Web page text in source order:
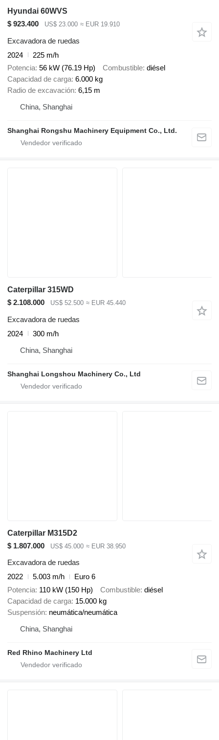
Hyundai 60WVS
$ 923.400
US$ 23.000 ≈ EUR 19.910
Excavadora de ruedas
2024
225 m/h
Potencia 56 kW (76.19 Hp) Combustible diésel
Capacidad de carga 6.000 kg
Radio de excavación 6,15 m
China, Shanghai
Shanghai Rongshu Machinery Equipment Co., Ltd.
Caterpillar 315WD
$ 2.108.000
US$ 52.500 ≈ EUR 45.440
Excavadora de ruedas
2024
300 m/h
China, Shanghai
Shanghai Longshou Machinery Co., Ltd
Caterpillar M315D2
$ 1.807.000
US$ 45.000 ≈ EUR 38.950
Excavadora de ruedas
2022
5.003 m/h
Euro 6
Potencia 110 kW (150 Hp) Combustible diésel
Capacidad de carga 15.000 kg
Suspensión neumática/neumática
China, Shanghai
Red Rhino Machinery Ltd